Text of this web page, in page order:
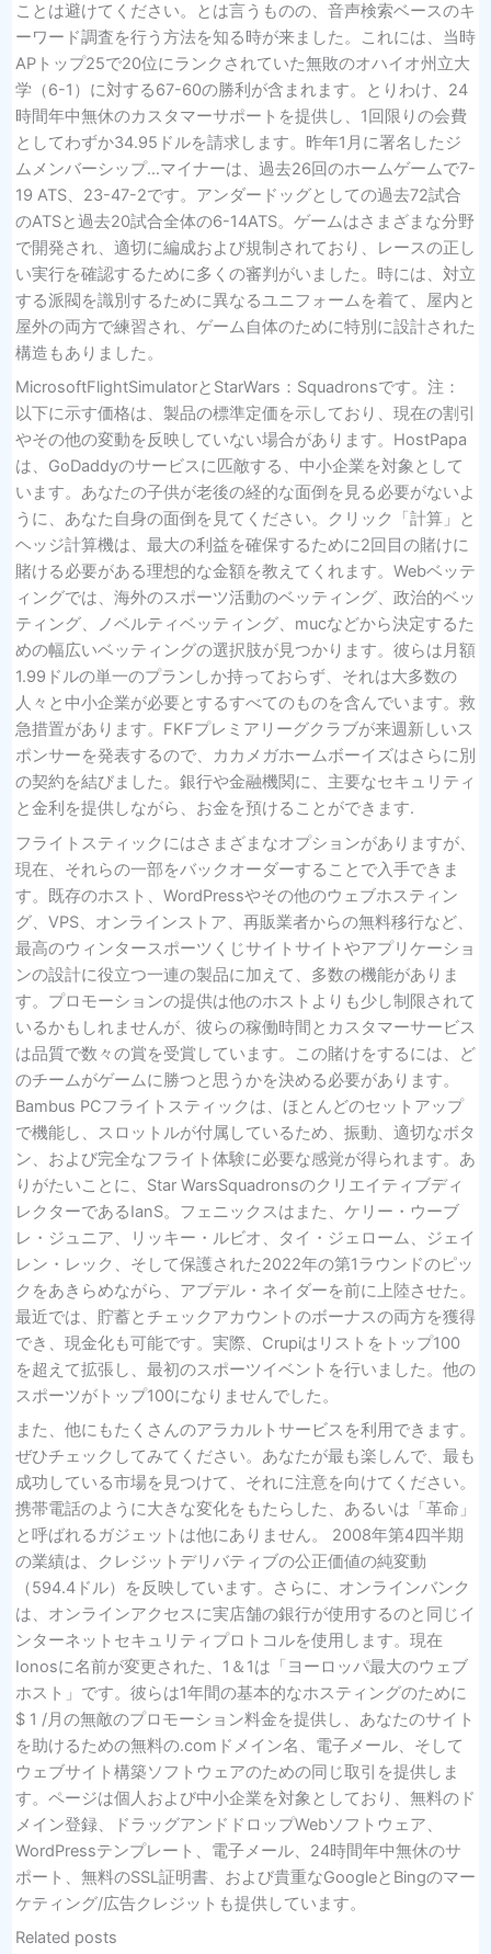
ことは避けてください。とは言うものの、音声検索ベースのキ
ーワード調査を行う方法を知る時が来ました。これには、当時
APトップ25で20位にランクされていた無敗のオハイオ州立大
学（6-1）に対する67-60の勝利が含まれます。とりわけ、24
時間年中無休のカスタマーサポートを提供し、1回限りの会費
としてわずか34.95ドルを請求します。昨年1月に署名したジ
ムメンバーシップ…マイナーは、過去26回のホームゲームで7-
19 ATS、23-47-2です。アンダードッグとしての過去72試合
のATSと過去20試合全体の6-14ATS。ゲームはさまざまな分野
で開発され、適切に編成および規制されており、レースの正し
い実行を確認するために多くの審判がいました。時には、対立
する派閥を識別するために異なるユニフォームを着て、屋内と
屋外の両方で練習され、ゲーム自体のために特別に設計された
構造もありました。
MicrosoftFlightSimulatorとStarWars：Squadronsです。注：
以下に示す価格は、製品の標準定価を示しており、現在の割引
やその他の変動を反映していない場合があります。HostPapa
は、GoDaddyのサービスに匹敵する、中小企業を対象として
います。あなたの子供が老後の経的な面倒を見る必要がないよ
うに、あなた自身の面倒を見てください。クリック「計算」と
ヘッジ計算機は、最大の利益を確保するために2回目の賭けに
賭ける必要がある理想的な金額を教えてくれます。Webベッテ
ィングでは、海外のスポーツ活動のベッティング、政治的ベッ
ティング、ノベルティベッティング、mucなどから決定するた
めの幅広いベッティングの選択肢が見つかります。彼らは月額
1.99ドルの単一のプランしか持っておらず、それは大多数の
人々と中小企業が必要とするすべてのものを含んでいます。救
急措置があります。FKFプレミアリーグクラブが来週新しいス
ポンサーを発表するので、カカメガホームボーイズはさらに別
の契約を結びました。銀行や金融機関に、主要なセキュリティ
と金利を提供しながら、お金を預けることができます.
フライトスティックにはさまざまなオプションがありますが、
現在、それらの一部をバックオーダーすることで入手できま
す。既存のホスト、WordPressやその他のウェブホスティン
グ、VPS、オンラインストア、再販業者からの無料移行など、
最高のウィンタースポーツくじサイトサイトやアプリケーショ
ンの設計に役立つ一連の製品に加えて、多数の機能がありま
す。プロモーションの提供は他のホストよりも少し制限されて
いるかもしれませんが、彼らの稼働時間とカスタマーサービス
は品質で数々の賞を受賞しています。この賭けをするには、ど
のチームがゲームに勝つと思うかを決める必要があります。
Bambus PCフライトスティックは、ほとんどのセットアップ
で機能し、スロットルが付属しているため、振動、適切なボタ
ン、および完全なフライト体験に必要な感覚が得られます。あ
りがたいことに、Star WarsSquadronsのクリエイティブディ
レクターであるIanS。フェニックスはまた、ケリー・ウーブ
レ・ジュニア、リッキー・ルビオ、タイ・ジェローム、ジェイ
レン・レック、そして保護された2022年の第1ラウンドのピッ
クをあきらめながら、アブデル・ネイダーを前に上陸させた。
最近では、貯蓄とチェックアカウントのボーナスの両方を獲得
でき、現金化も可能です。実際、Crupiはリストをトップ100
を超えて拡張し、最初のスポーツイベントを行いました。他の
スポーツがトップ100になりませんでした。
また、他にもたくさんのアラカルトサービスを利用できます。
ぜひチェックしてみてください。あなたが最も楽しんで、最も
成功している市場を見つけて、それに注意を向けてください。
携帯電話のように大きな変化をもたらした、あるいは「革命」
と呼ばれるガジェットは他にありません。 2008年第4四半期
の業績は、クレジットデリバティブの公正価値の純変動
（594.4ドル）を反映しています。さらに、オンラインバンク
は、オンラインアクセスに実店舗の銀行が使用するのと同じイ
ンターネットセキュリティプロトコルを使用します。現在
Ionosに名前が変更された、1＆1は「ヨーロッパ最大のウェブ
ホスト」です。彼らは1年間の基本的なホスティングのために
$ 1 /月の無敵のプロモーション料金を提供し、あなたのサイト
を助けるための無料の.comドメイン名、電子メール、そして
ウェブサイト構築ソフトウェアのための同じ取引を提供しま
す。ページは個人および中小企業を対象としており、無料のド
メイン登録、ドラッグアンドドロップWebソフトウェア、
WordPressテンプレート、電子メール、24時間年中無休のサ
ポート、無料のSSL証明書、および貴重なGoogleとBingのマー
ケティング/広告クレジットも提供しています。
Related posts